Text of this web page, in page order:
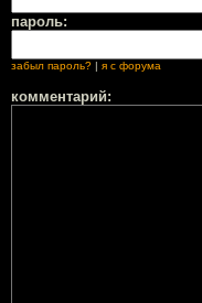
пароль:
забыл пароль? | я с форума
комментарий: